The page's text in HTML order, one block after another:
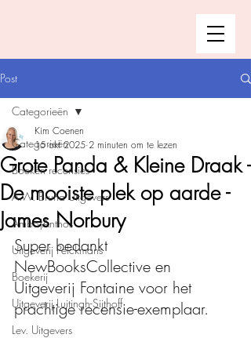
Post
Categorieën
Boeken recensies
A.W. Bruna Uitgevers
Ambo|Anthos
Uitgeverij Pelckmans
Boekerij
Uitgeverij Luitingh-Sijthoff
Lev. Uitgevers
Categorieën
Grote Panda & Kleine Draak -
De mooiste plek op aarde -
James Norbury
Kim Coenen
15 okt 2025 2 minuten om te lezen
Super bedankt
NewBooksCollective en
Uitgeverij Fontaine voor het
prachtige recensie-exemplaar.